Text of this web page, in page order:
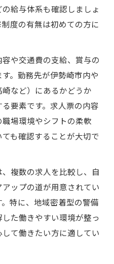
ャリアの魅力とは
リアアップに繋がる理
る主な資格と取得方法
を目指す際のポイント
する警備職の成長
備求人のメリット
る警備求人の特徴
る短時間勤務の働き方
きる警備求人の特徴
警備で叶える選択
給与体系も確認しましょ
度の有無は初めての方に
や交通費の支給、賞与の
。勤務先が伊勢崎市内や
など）にあるかどうか
要素です。求人票の内容
場環境やシフトの柔軟
も確認することが大切で
複数の求人を比較し、自
ップの道が用意されてい
特に、地域密着型の警備
た働きやすい環境が整っ
て働きたい方に適してい